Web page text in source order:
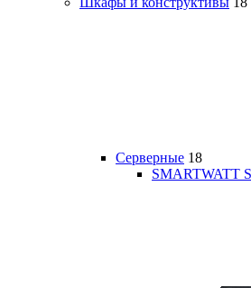
Серверные 18
SMARTWATT